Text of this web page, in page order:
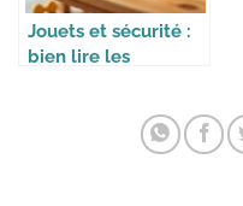
Jouets et sécurité :
bien lire les